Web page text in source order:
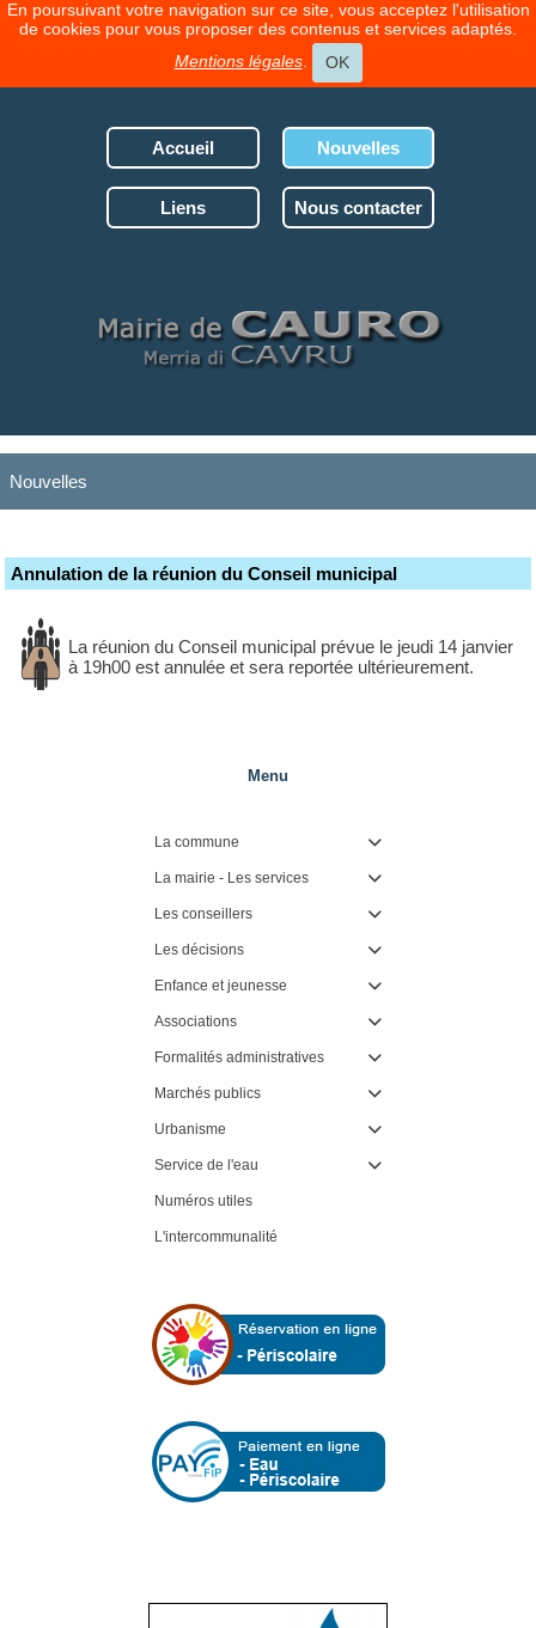
En poursuivant votre navigation sur ce site, vous acceptez l'utilisation
de cookies pour vous proposer des contenus et services adaptés.
Mentions légales. OK
Accueil Nouvelles
Liens Nous contacter
Nouvelles
Annulation de la réunion du Conseil municipal
La réunion du Conseil municipal prévue le jeudi 14 janvier
à 19h00 est annulée et sera reportée ultérieurement.
Menu
La commune 
La mairie - Les services 
Les conseillers 
Les décisions 
Enfance et jeunesse 
Associations 
Formalités administratives 
Marchés publics 
Urbanisme 
Service de l'eau 
Numéros utiles
L'intercommunalité